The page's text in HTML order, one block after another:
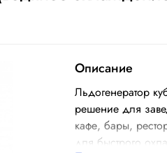
Описание
Льдогенератор
решение для
кафе, бары,
для быстрого